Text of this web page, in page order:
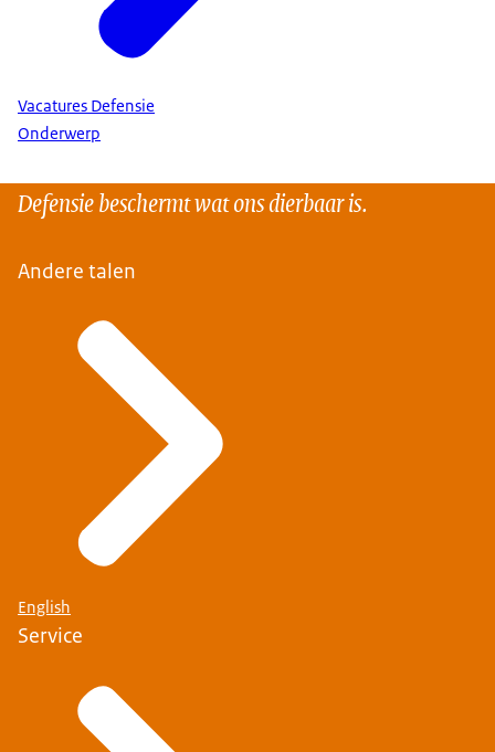
Vacatures Defensie
Onderwerp
Defensie beschermt wat ons dierbaar is.
Andere talen
English
Service